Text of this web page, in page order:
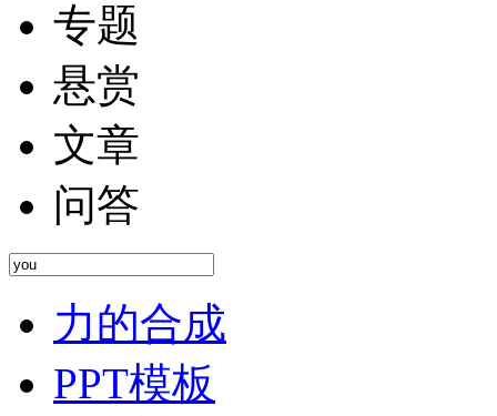
专题
悬赏
文章
问答
力的合成
PPT模板